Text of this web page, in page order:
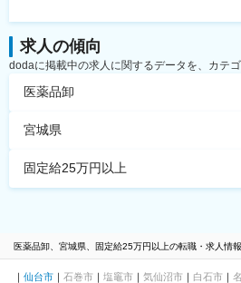
求人の傾向
dodaに掲載中の求人に関するデータを、カテゴ
医薬品卸
宮城県
固定給25万円以上
医薬品卸、宮城県、固定給25万円以上の転職・求人情
仙台市 石巻市 塩竈市 気仙沼市 白石市